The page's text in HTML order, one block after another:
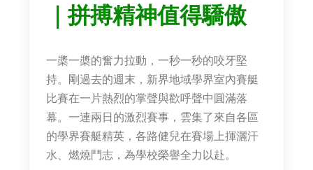
｜拼搏精神值得驕傲
一槳一槳的奮力拉動，一秒一秒的咬牙堅
持。剛過去的週末，新界地域學界室內賽艇
比賽在一片熱烈的掌聲與歡呼聲中圓滿落
幕。一連兩日的激烈賽事，雲集了來自各區
的學界賽艇精英，各路健兒在賽場上揮灑汗
水、燃燒鬥志，為學校榮譽全力以赴。